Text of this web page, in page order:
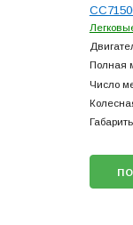
Полная
Число